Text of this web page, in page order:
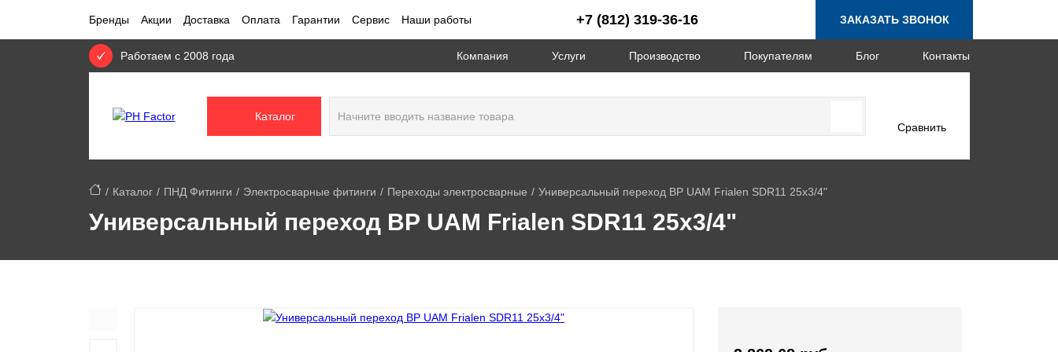
Бренды Акции Доставка Оплата Гарантии Сервис Наши работы +7 (812) 319-36-16 ЗАКАЗАТЬ ЗВОНОК
Работаем с 2008 года Компания Услуги Производство Покупателям Блог Контакты
Каталог
Сравнить
Каталог ПНД Фитинги Электросварные фитинги Переходы электросварные Универсальный переход ВР UAM Frialen SDR11 25х3/4"
Универсальный переход ВР UAM Frialen SDR11 25х3/4"